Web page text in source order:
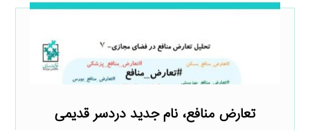
تعارض منافع، نام جدید دردسر قدیمی